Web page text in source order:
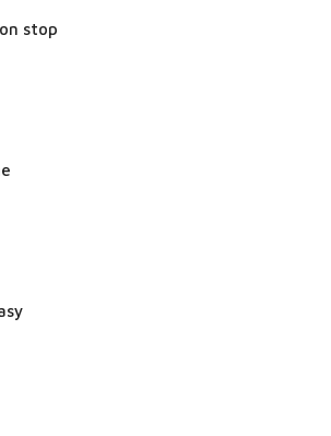
stop